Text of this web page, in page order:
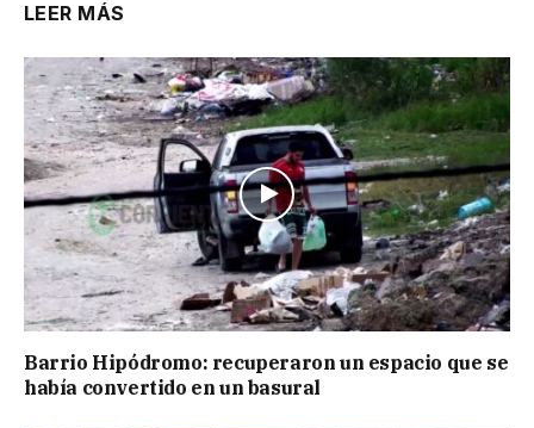
LEER MÁS
Barrio Hipódromo: recuperaron un espacio que se
había convertido en un basural